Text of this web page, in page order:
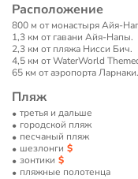
Расположение
800 м от монастыря Айя-
1,3 км от гавани Айя-Напы.
2,3 км от пляжа Нисси Бич.
4,5 км от WaterWorld
65 км от аэропорта Ларнаки.
Пляж
третья и дальше
городской пляж
песчаный пляж
шезлонги
зонтики
пляжные полотенца